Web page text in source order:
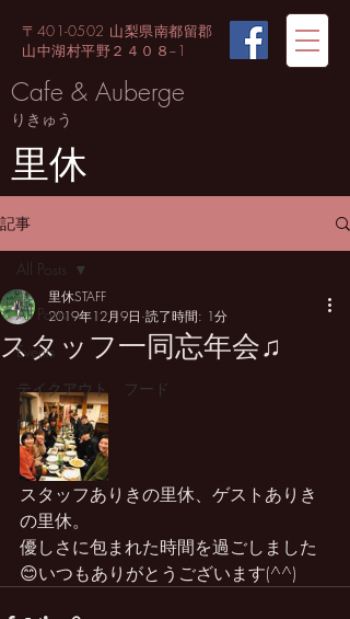
〒401-0502 山梨県南都留郡
山中湖村平野２４０８−1
Cafe & Auberge
里休
りきゅう
記事
All Posts
Events
テイクアウト フード
Philosophy
All Posts
スタッフ一同忘年会♫
里休STAFF
2019年12月9日 読了時間: 1分
スタッフありきの里休、ゲストありき
の里休。
優しさに包まれた時間を過ごしました
😊いつもありがとうございます(^^)